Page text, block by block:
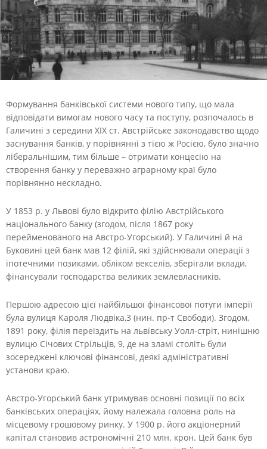
Формування банківської системи нового типу, що мала
відповідати вимогам нового часу та поступу, розпочалось в
Галичині з середини XIX ст. Австрійське законодавство щодо
заснування банків, у порівнянні з тією ж Росією, було значно
ліберальнішим, тим більше – отримати концесію на
створення банку у переважно аграрному краї було
порівнянно нескладно.
У 1853 p. у Львові було відкрито філію Австрійського
національного банку (згодом, після 1867 року
перейменованого на Австро-Угорський). У Галичині й на
Буковині цей банк мав 12 філій, які здійснювали операції з
іпотечними позиками, обліком векселів, зберігали вклади,
фінансували господарства великих землевласників.
Першою адресою цієї найбільшої фінансової потуги імперії
була вулиця Кароля Людвіка,3 (нин. пр-т Свободи). Згодом,
1891 року, філія переїздить на львівську Уолл-стріт, нинішню
вулицю Січових Стрільців, 9, де на зламі століть були
зосереджені ключові фінансові, деякі адміністративні
установи краю.
Австро-Угорський банк утримував основні позиції по всіх
банківських операціях, йому належала головна роль на
місцевому грошовому ринку. У 1900 р. його акціонерний
капітал становив астрономічні 210 млн. крон. Цей банк був